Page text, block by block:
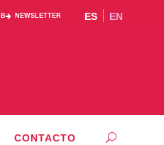
NEWSLETTER ES EN
CONTACTO